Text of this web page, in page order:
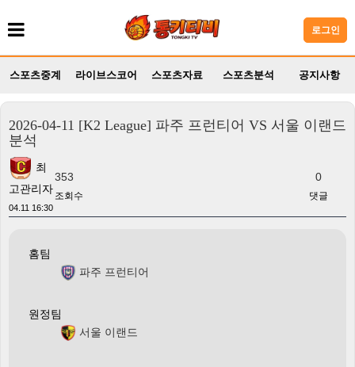
로그인
스포츠중계 라이브스코어 스포츠자료 스포츠분석 공지사항
2026-04-11 [K2 League] 파주 프런티어 VS 서울 이랜드
분석
최
고관리자
04.11 16:30
353
조회수
0
댓글
홈팀
파주 프런티어
원정팀
서울 이랜드